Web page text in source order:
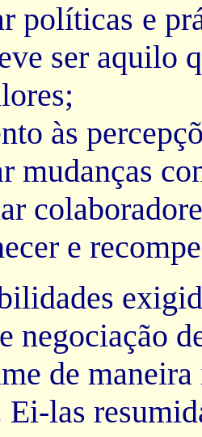
políticas e
ser aquilo
às
mudanças
e
negociação
de
las